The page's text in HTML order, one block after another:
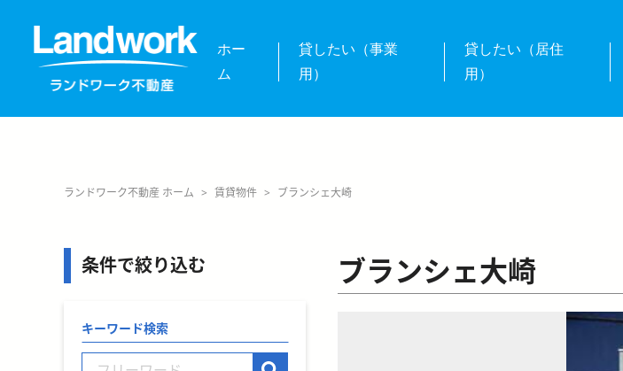
ホー
ム
貸したい（事業
用）
貸したい（居住
用）
ランドワーク不動産 ホーム > 賃貸物件 > ブランシェ大崎
ブランシェ大崎
条件で絞り込む
キーワード検索